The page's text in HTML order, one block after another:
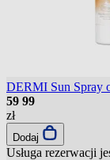
DERMI Sun Spray
59 99
zł
Dodaj
Usługa rezerwacji